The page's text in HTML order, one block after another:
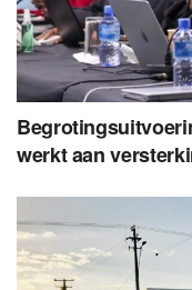
werkt aan